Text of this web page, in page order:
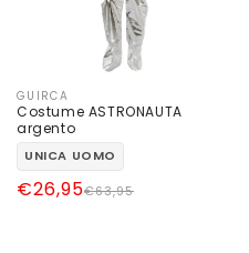
Produttore:
GUIRCA
Costume ASTRONAUTA
argento
UNICA UOMO
Prezzo€63,95
Prezzo
€26,95